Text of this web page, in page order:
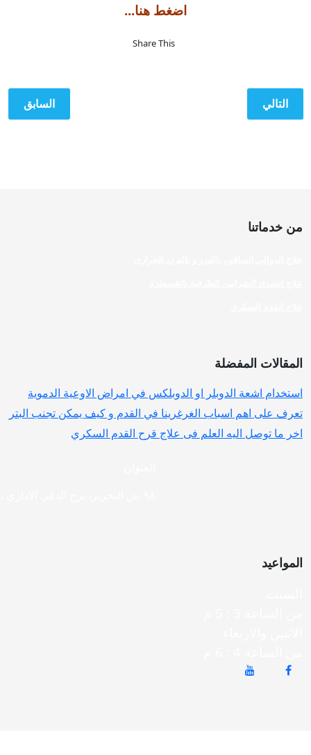
اضغط هنا...
Share This
المقال
السابق
المقال التالي: نصائح و اجراءات تحمي قدم مريض السكر من
التالي
من خدماتنا
المقالات المفضلة
استخدام اشعة الدوبلر او الدوبلكس في امراض الاوعية الدموية
تعرف على اهم اسباب الغرغرينا في القدم و كيف يمكن تجنب البتر
اخر ما توصل اليه العلم فى علاج قرح القدم السكري
المواعيد